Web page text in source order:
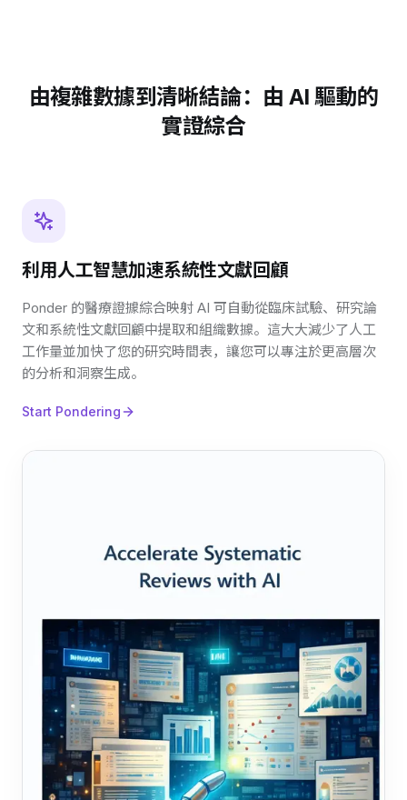
由複雜數據到清晰結論：由 AI 驅動的
實證綜合
利用人工智慧加速系統性文獻回顧
Ponder 的醫療證據綜合映射 AI 可自動從臨床試驗、研究論
文和系統性文獻回顧中提取和組織數據。這大大減少了人工
工作量並加快了您的研究時間表，讓您可以專注於更高層次
的分析和洞察生成。
Start Pondering